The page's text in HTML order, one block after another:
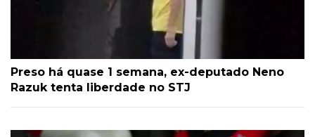
Preso há quase 1 semana, ex-deputado Neno
Razuk tenta liberdade no STJ